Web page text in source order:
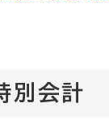
別会計